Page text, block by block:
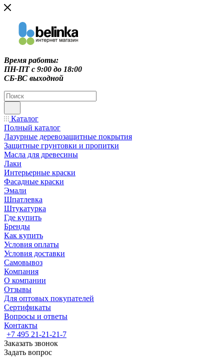
Время работы:
ПН-ПТ c 9:00 до 18:00
СБ-ВС выходной
Каталог
Полный каталог
Лазурные деревозащитные покрытия
Защитные грунтовки и пропитки
Масла для древесины
Лаки
Интерьерные краски
Фасадные краски
Эмали
Шпатлевка
Штукатурка
Где купить
Бренды
Как купить
Условия оплаты
Условия доставки
Самовывоз
Компания
О компании
Отзывы
Для оптовых покупателей
Сертификаты
Вопросы и ответы
Контакты
+7 495 21-21-21-7
Заказать звонок
Задать вопрос